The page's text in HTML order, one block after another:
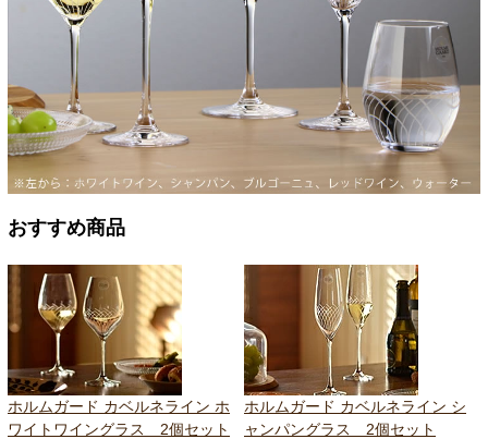
おすすめ商品
ホルムガード カベルネライン ホ
ワイトワイングラス 2個セット
ホルムガード カベルネライン シ
ャンパングラス 2個セット